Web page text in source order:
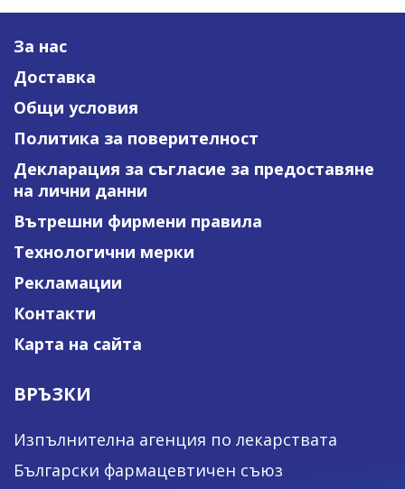
За нас
Доставка
Общи условия
Политика за поверителност
Декларация за съгласие за предоставяне
на лични данни
Вътрешни фирмени правила
Технологични мерки
Рекламации
Контакти
Карта на сайта
ВРЪЗКИ
Изпълнителна агенция по лекарствата
Български фармацевтичен съюз